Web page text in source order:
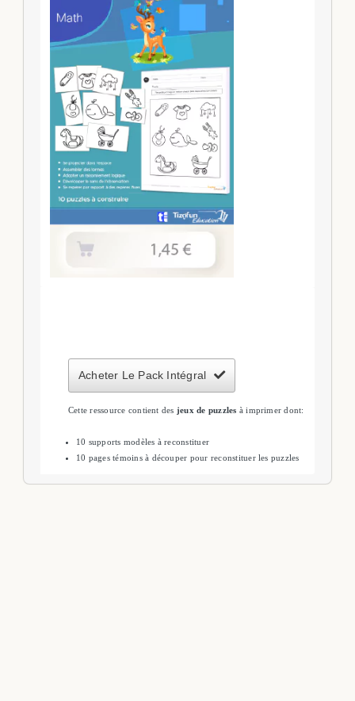
Acheter Le Pack Intégral
Cette ressource contient des jeux de puzzles à imprimer dont:
10 supports modèles à reconstituer
10 pages témoins à découper pour reconstituer les puzzles